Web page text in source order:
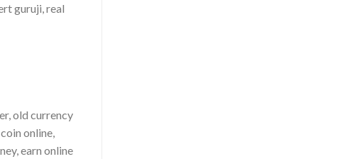
guruji, real
old currency
online,
earn online